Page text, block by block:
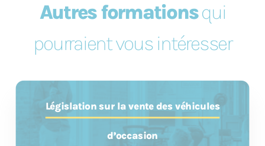
Autres formationsqui
pourraient vous intéresser
Législation sur la vente des véhicules
d’occasion